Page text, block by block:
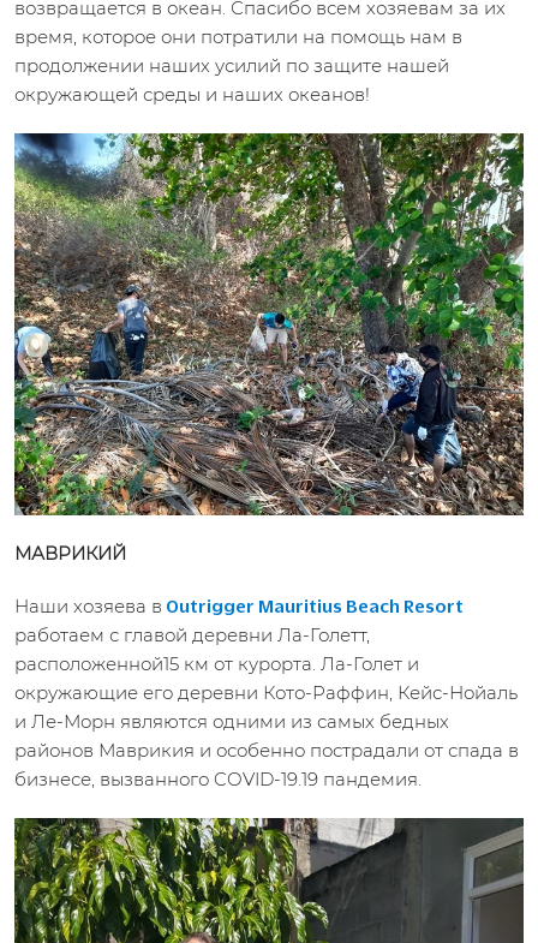
возвращается в океан. Спасибо всем хозяевам за их
время, которое они потратили на помощь нам в
продолжении наших усилий по защите нашей
окружающей среды и наших океанов!
МАВРИКИЙ
Наши хозяева в Outrigger Mauritius Beach Resort
работаем с главой деревни Ла-Голетт,
расположенной15 км от курорта. Ла-Голет и
окружающие его деревни Кото-Раффин, Кейс-Нойаль
и Ле-Морн являются одними из самых бедных
районов Маврикия и особенно пострадали от спада в
бизнесе, вызванного COVID-19.19 пандемия.